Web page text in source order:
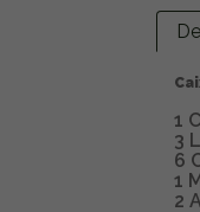
1
3
6
1
2